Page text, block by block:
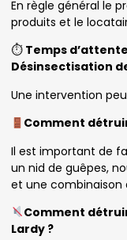
En règle général le
produits et le
⏱ Temps
Désinsectisation
Une intervention
Comment
Il est important de
un nid de guêpes,
et une combinaison
Comment
Lardy ?